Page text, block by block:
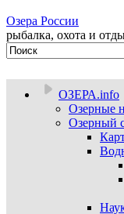
Озера России
рыбалка, охота и
ОЗЕРА.info
Озерные
Озерный